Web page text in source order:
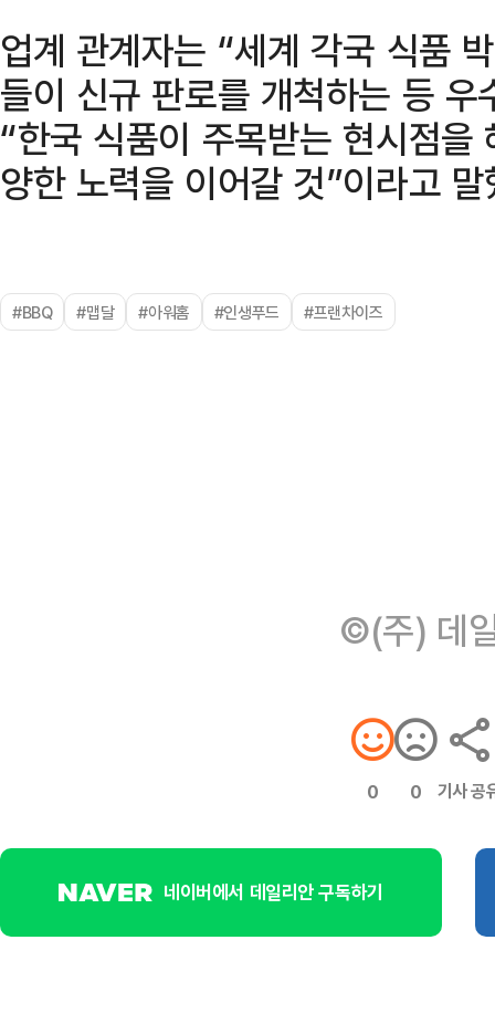
업계 관계자는 “세계 각국 식품
들이 신규 판로를 개척하는 등
“한국 식품이 주목받는 현시점
양한 노력을 이어갈 것”이라고
#BBQ #맵달 #아워홈 #인생푸드 #프랜차이즈
©(주) 데
0 0 기사 공
네이버에서 데일리안 구독하기